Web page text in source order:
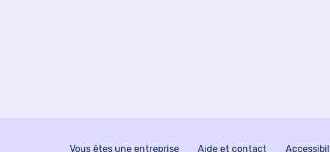
Vous êtes une entreprise Aide et contact